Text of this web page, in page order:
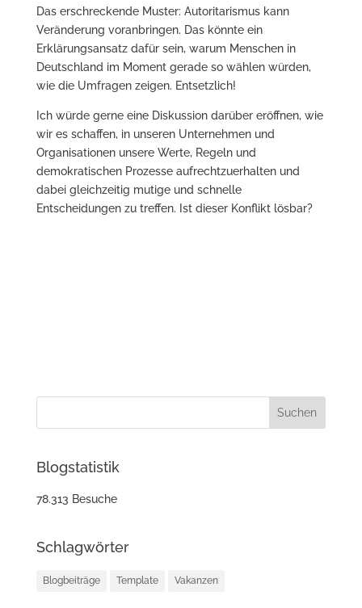
Das erschreckende Muster: Autoritarismus kann
Veränderung voranbringen. Das könnte ein
Erklärungsansatz dafür sein, warum Menschen in
Deutschland im Moment gerade so wählen würden,
wie die Umfragen zeigen. Entsetzlich!
Ich würde gerne eine Diskussion darüber eröffnen, wie
wir es schaffen, in unseren Unternehmen und
Organisationen unsere Werte, Regeln und
demokratischen Prozesse aufrechtzuerhalten und
dabei gleichzeitig mutige und schnelle
Entscheidungen zu treffen. Ist dieser Konflikt lösbar?
Blogstatistik
78.313 Besuche
Schlagwörter
Blogbeiträge Template Vakanzen